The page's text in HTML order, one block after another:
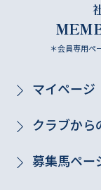
＊会員専用ペ
マイページ
クラブから
募集馬ペー